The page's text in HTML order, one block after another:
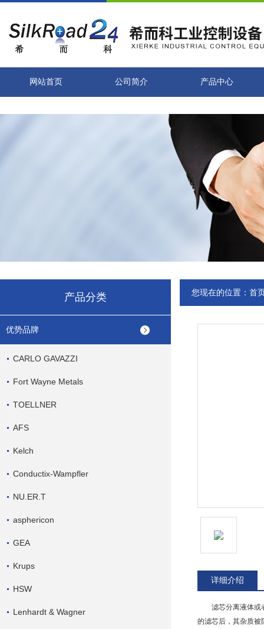
网站首页 公司简介 产品中心
产品分类
优势品牌
CARLO GAVAZZI
Fort Wayne Metals
TOELLNER
AFS
Kelch
Conductix-Wampfler
NU.ER.T
asphericon
GEA
Krups
HSW
Lenhardt & Wagner
您现在的位置： 首
详细介绍
滤芯分离液体或
的滤芯后，其杂质被